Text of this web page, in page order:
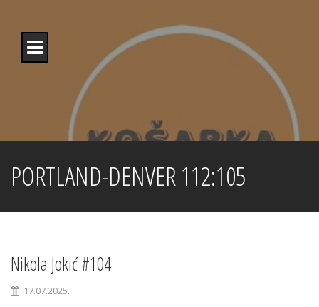
content
PORTLAND-DENVER 112:105
Nikola Jokić #104
17.07.2025.